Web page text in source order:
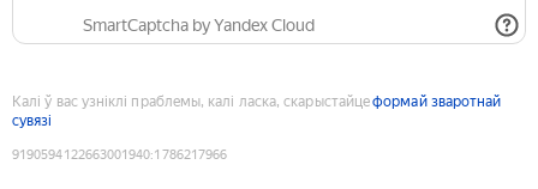
SmartCaptcha by Yandex Cloud
Калі ў вас узніклі праблемы, калі ласка, скарыстайцеформай зваротнай
сувязі
9190594122663001940:1786217966